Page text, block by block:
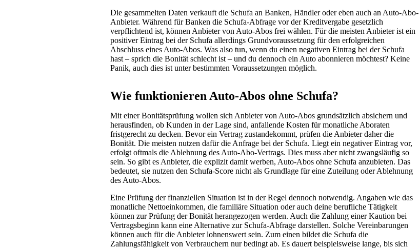
Die gesammelten Daten verkauft die Schufa an Banken, Händler oder eben auch an Auto-Abo-
Anbieter. Während für Banken die Schufa-Abfrage vor der Kreditvergabe gesetzlich
verpflichtend ist, können Anbieter von Auto-Abos frei wählen. Für die meisten Anbieter ist ein
positiver Eintrag bei der Schufa allerdings Grundvoraussetzung für den erfolgreichen
Abschluss eines Auto-Abos. Was also tun, wenn du einen negativen Eintrag bei der Schufa
hast – sprich die Bonität schlecht ist – und du dennoch ein Auto abonnieren möchtest? Keine
Panik, auch dies ist unter bestimmten Voraussetzungen möglich.
Wie funktionieren Auto-Abos ohne Schufa?
Mit einer Bonitätsprüfung wollen sich Anbieter von Auto-Abos grundsätzlich absichern und
herausfinden, ob Kunden in der Lage sind, anfallende Kosten für monatliche Aboraten
fristgerecht zu decken. Bevor ein Vertrag zustandekommt, prüfen die Anbieter daher die
Bonität. Die meisten nutzen dafür die Anfrage bei der Schufa. Liegt ein negativer Eintrag vor,
erfolgt oftmals die Ablehnung des Auto-Abo-Vertrags. Dies muss aber nicht zwangsläufig so
sein. So gibt es Anbieter, die explizit damit werben, Auto-Abos ohne Schufa anzubieten. Das
bedeutet, sie nutzen den Schufa-Score nicht als Grundlage für eine Zuteilung oder Ablehnung
des Auto-Abos.
Eine Prüfung der finanziellen Situation ist in der Regel dennoch notwendig. Angaben wie das
monatliche Nettoeinkommen, die familiäre Situation oder auch deine berufliche Tätigkeit
können zur Prüfung der Bonität herangezogen werden. Auch die Zahlung einer Kaution bei
Vertragsbeginn kann eine Alternative zur Schufa-Abfrage darstellen. Solche Vereinbarungen
können auch für die Anbieter lohnenswert sein. Zum einen bildet die Schufa die
Zahlungsfähigkeit von Verbrauchern nur bedingt ab. Es dauert beispielsweise lange, bis sich